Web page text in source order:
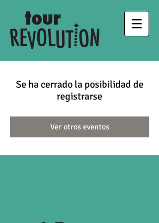
Se ha cerrado la posibilidad de
registrarse
Ver otros eventos